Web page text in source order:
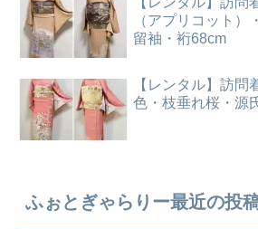
（アプリコット
留袖・裄68cm
【レンタル】訪問
色・枝垂れ桜・源
ふぉとぎゃらりー最近の投